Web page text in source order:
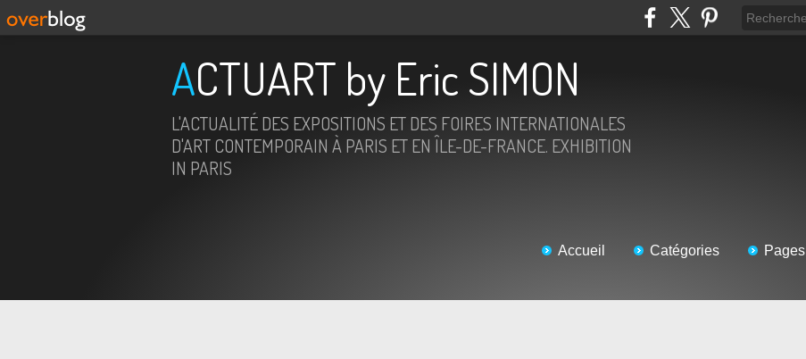
ACTUART by Eric SIMON
L'ACTUALITÉ DES EXPOSITIONS ET DES FOIRES INTERNATIONALES
D'ART CONTEMPORAIN À PARIS ET EN ÎLE-DE-FRANCE. EXHIBITION
IN PARIS
Accueil Catégories Pages